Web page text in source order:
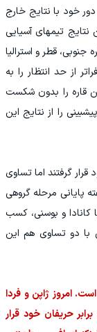
2026 در نخستین دور خود با نتایج خارج
نتایج تیمهای آسیایی
قطر و استرالیا
از حد انتظار را به
قاره را بدون شکست
را از نتایج این
قرار گرفتند اما تساوی
پایانی مرحله گروهی
و بوسنی، کسب
دو تساوی هم این
امروز ژاپن و فردا
حریفان خود قرار